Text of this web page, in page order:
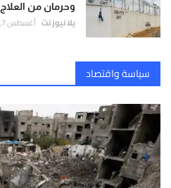
وحرمان من العلاج
يلا نيوز نت أغسطس 7, 2026
سياسة واقتصاد